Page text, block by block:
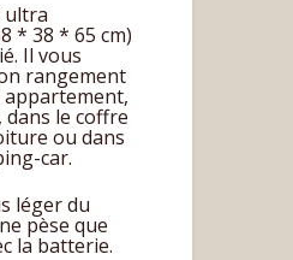
ultra
* 38 * 65 cm)
Il vous
rangement
le coffre
ou dans
car.
léger du
pèse que
la batterie.